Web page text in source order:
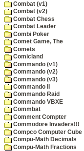
Combat (v1)
Combat (v2)
Combat Chess
Combat Leader
Combi Poker
Comet Game, The
Comets
Comicland
Commando (v1)
Commando (v2)
Commando (v3)
Commando II
Commando Raid
Commando VBXE
Commbat
Comment Compter
Commodore Invaders!!!
Compco Computer Cube
Compu-Math Decimals
Compu-Math Fractions